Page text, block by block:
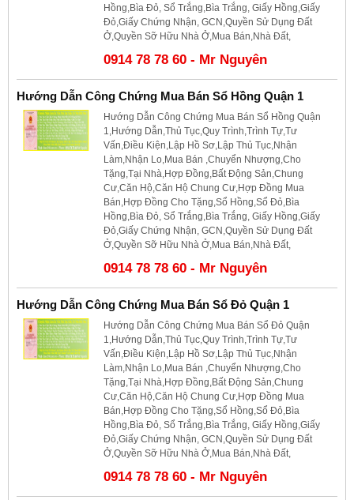
Hồng,Bìa Đỏ, Sổ Trắng,Bìa Trắng, Giấy Hồng,Giấy
Đỏ,Giấy Chứng Nhận, GCN,Quyền Sử Dụng Đất
Ở,Quyền Sỡ Hữu Nhà Ở,Mua Bán,Nhà Đất,
0914 78 78 60 - Mr Nguyên
Hướng Dẫn Công Chứng Mua Bán Sổ Hồng Quận 1
Hướng Dẫn Công Chứng Mua Bán Sổ Hồng Quận
1,Hướng Dẫn,Thủ Tục,Quy Trình,Trình Tự,Tư
Vấn,Điều Kiện,Lập Hồ Sơ,Lập Thủ Tục,Nhận
Làm,Nhận Lo,Mua Bán ,Chuyển Nhượng,Cho
Tặng,Tại Nhà,Hợp Đồng,Bất Động Sản,Chung
Cư,Căn Hộ,Căn Hộ Chung Cư,Hợp Đồng Mua
Bán,Hợp Đồng Cho Tặng,Sổ Hồng,Sổ Đỏ,Bìa
Hồng,Bìa Đỏ, Sổ Trắng,Bìa Trắng, Giấy Hồng,Giấy
Đỏ,Giấy Chứng Nhận, GCN,Quyền Sử Dụng Đất
Ở,Quyền Sỡ Hữu Nhà Ở,Mua Bán,Nhà Đất,
0914 78 78 60 - Mr Nguyên
Hướng Dẫn Công Chứng Mua Bán Sổ Đỏ Quận 1
Hướng Dẫn Công Chứng Mua Bán Sổ Đỏ Quận
1,Hướng Dẫn,Thủ Tục,Quy Trình,Trình Tự,Tư
Vấn,Điều Kiện,Lập Hồ Sơ,Lập Thủ Tục,Nhận
Làm,Nhận Lo,Mua Bán ,Chuyển Nhượng,Cho
Tặng,Tại Nhà,Hợp Đồng,Bất Động Sản,Chung
Cư,Căn Hộ,Căn Hộ Chung Cư,Hợp Đồng Mua
Bán,Hợp Đồng Cho Tặng,Sổ Hồng,Sổ Đỏ,Bìa
Hồng,Bìa Đỏ, Sổ Trắng,Bìa Trắng, Giấy Hồng,Giấy
Đỏ,Giấy Chứng Nhận, GCN,Quyền Sử Dụng Đất
Ở,Quyền Sỡ Hữu Nhà Ở,Mua Bán,Nhà Đất,
0914 78 78 60 - Mr Nguyên